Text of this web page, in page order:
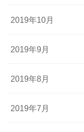
2019年10月
2019年9月
2019年8月
2019年7月